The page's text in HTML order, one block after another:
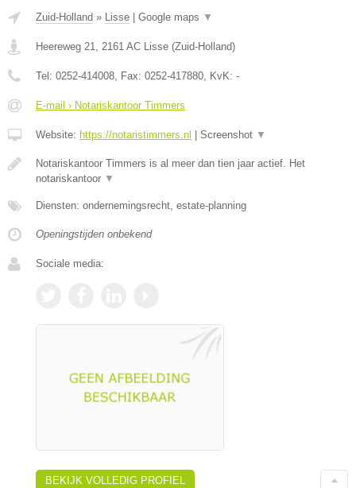
Zuid-Holland » Lisse Google maps ▼
Heereweg 21, 2161 AC Lisse (Zuid-Holland)
Tel: 0252-414008, Fax: 0252-417880, KvK: -
E-mail › Notariskantoor Timmers
Website: https://notaristimmers.nl Screenshot ▼
Notariskantoor Timmers is al meer dan tien jaar actief. Het
notariskantoor ▼
Diensten: ondernemingsrecht, estate-planning
Openingstijden onbekend
Sociale media:
BEKIJK VOLLEDIG PROFIEL